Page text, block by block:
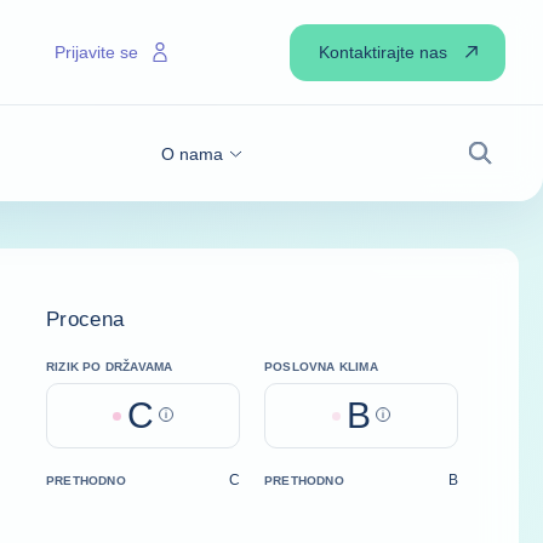
O nama
Prijavite se Kontaktirajte nas
Procena
RIZIK PO DRŽAVAMA
C Help
POSLOVNA KLIMA
B Help
PRETHODNO C PRETHODNO B